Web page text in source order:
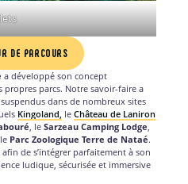
DE PARCOURS
a développé son concept
propres parcs. Notre savoir-faire a
dans de nombreux sites
Kingoland le Château de Laniron
, le Sarzeau Camping Lodge
Parc Zoologique Terre de Nataé.
de s’intégrer parfaitement à son
ludique, sécurisée et immersive